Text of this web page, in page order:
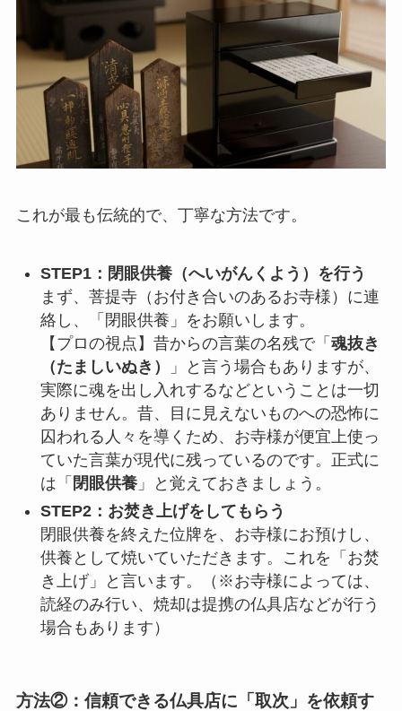
これが最も伝統的で、丁寧な方法です。
STEP1：閉眼供養（へいがんくよう）を行う
まず、菩提寺（お付き合いのあるお寺様）に連
絡し、「閉眼供養」をお願いします。
【プロの視点】昔からの言葉の名残で「 魂抜き
（たましいぬき）
」と言う場合もありますが、
実際に魂を出し入れするなどということは一切
ありません。昔、目に見えないものへの恐怖に
囚われる人々を導くため、お寺様が便宜上使っ
ていた言葉が現代に残っているのです。正式に
は「 閉眼供養」と覚えておきましょう。
STEP2：お焚き上げをしてもらう
閉眼供養を終えた位牌を、お寺様にお預けし、
供養として焼いていただきます。これを「お焚
き上げ」と言います。（※お寺様によっては、
読経のみ行い、焼却は提携の仏具店などが行う
場合もあります）
方法②：信頼できる仏具店に「取次」を依頼す